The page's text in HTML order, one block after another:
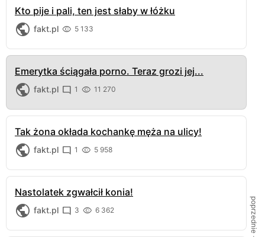
Kto pije i pali, ten jest słaby w łóżku
fakt.pl 5 133
Emerytka ściągała porno. Teraz grozi jej...
fakt.pl 1 11 270
Tak żona okłada kochankę męża na ulicy!
fakt.pl 1 5 958
Nastolatek zgwałcił konia!
fakt.pl 3 6 362 poprzednie →